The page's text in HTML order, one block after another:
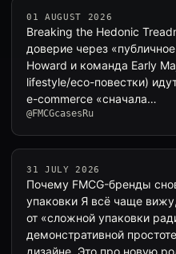
01 AUGUST 2026
Breaking the Hedonic
доверие через
Howard и команда Early
lifestyle/eco-повестки)
e-commerce «сначала…
@FMCGcasesRu
31 JULY 2026
Почему FMCG-бренды
упаковки Я всё чаще
от «сложной упаковки
демонстративной
дизайне. Это про новую